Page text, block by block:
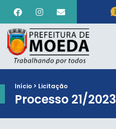
Início > Licitação
Processo 21/2023